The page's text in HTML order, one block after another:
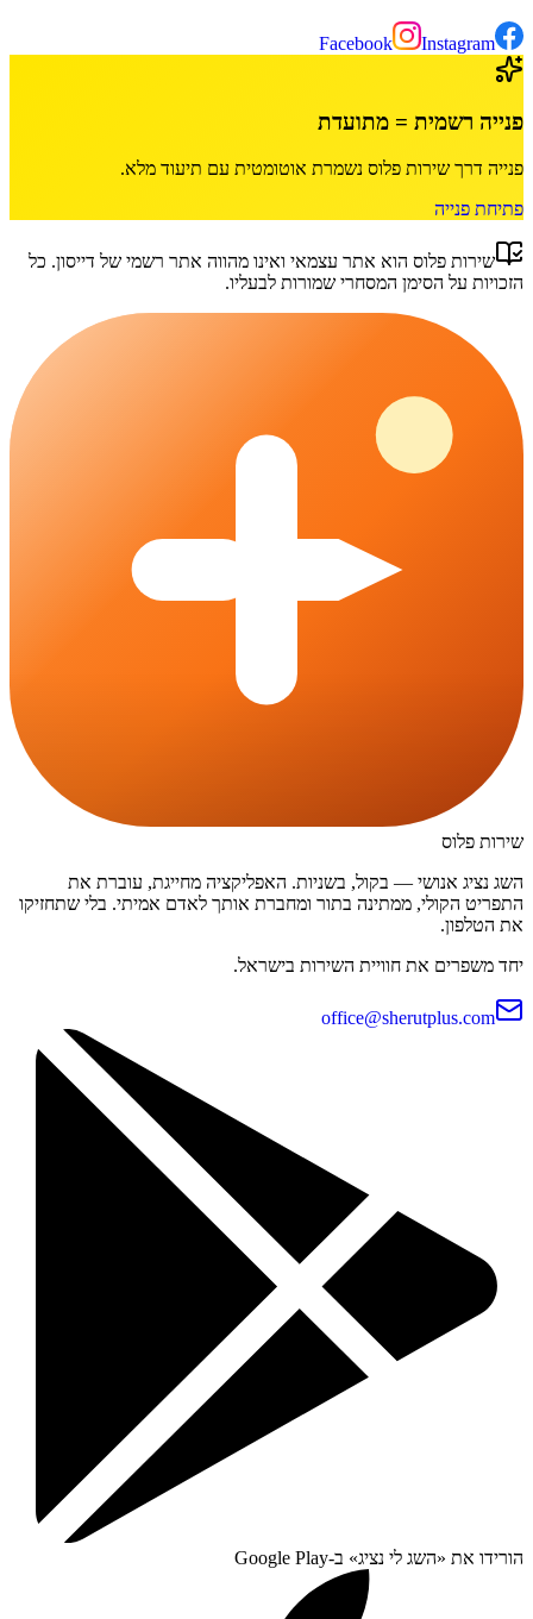
Facebook Instagram
פנייה רשמית = מתועדת
פנייה דרך שירות פלוס נשמרת אוטומטית עם תיעוד מלא.
פתיחת פנייה
שירות פלוס הוא אתר עצמאי ואינו מהווה אתר רשמי של דייסון. כל
הזכויות על הסימן המסחרי שמורות לבעליו.
שירות פלוס
השג נציג אנושי — בקול, בשניות. האפליקציה מחייגת, עוברת את
התפריט הקולי, ממתינה בתור ומחברת אותך לאדם אמיתי. בלי שתחזיקו
את הטלפון.
יחד משפרים את חוויית השירות בישראל.
office@sherutplus.com
הורידו את «השג לי נציג» ב-Google Play